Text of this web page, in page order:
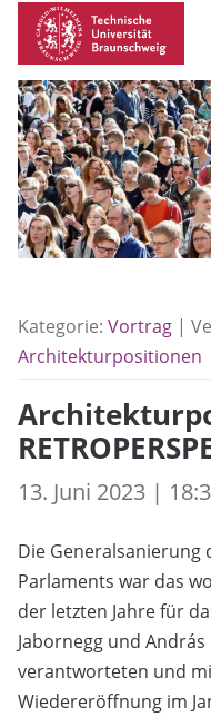
Kategorie: Vortrag |
Architekturpositionen
13. Juni 2023 |
Die Generalsanierung
Parlaments war das
der letzten Jahre für
Jabornegg und
verantworteten und
Wiedereröffnung im